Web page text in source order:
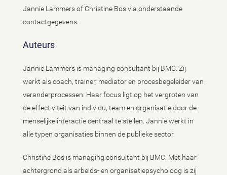
Jannie Lammers of Christine Bos via onderstaande
contactgegevens.
Auteurs
Jannie Lammers is managing consultant bij BMC. Zij
werkt als coach, trainer, mediator en procesbegeleider van
veranderprocessen. Haar focus ligt op het vergroten van
de effectiviteit van individu, team en organisatie door de
menselijke interactie centraal te stellen. Jannie werkt in
alle typen organisaties binnen de publieke sector.
Christine Bos is managing consultant bij BMC. Met haar
achtergrond als arbeids- en organisatiepsycholoog is zij